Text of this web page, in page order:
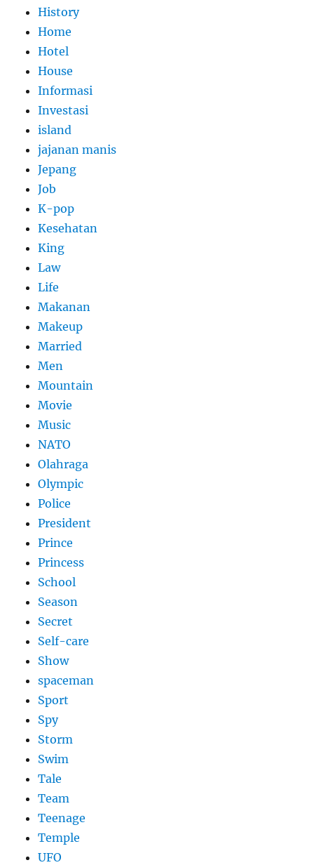
History
Home
Hotel
House
Informasi
Investasi
island
jajanan manis
Jepang
Job
K-pop
Kesehatan
King
Law
Life
Makanan
Makeup
Married
Men
Mountain
Movie
Music
NATO
Olahraga
Olympic
Police
President
Prince
Princess
School
Season
Secret
Self-care
Show
spaceman
Sport
Spy
Storm
Swim
Tale
Team
Teenage
Temple
UFO